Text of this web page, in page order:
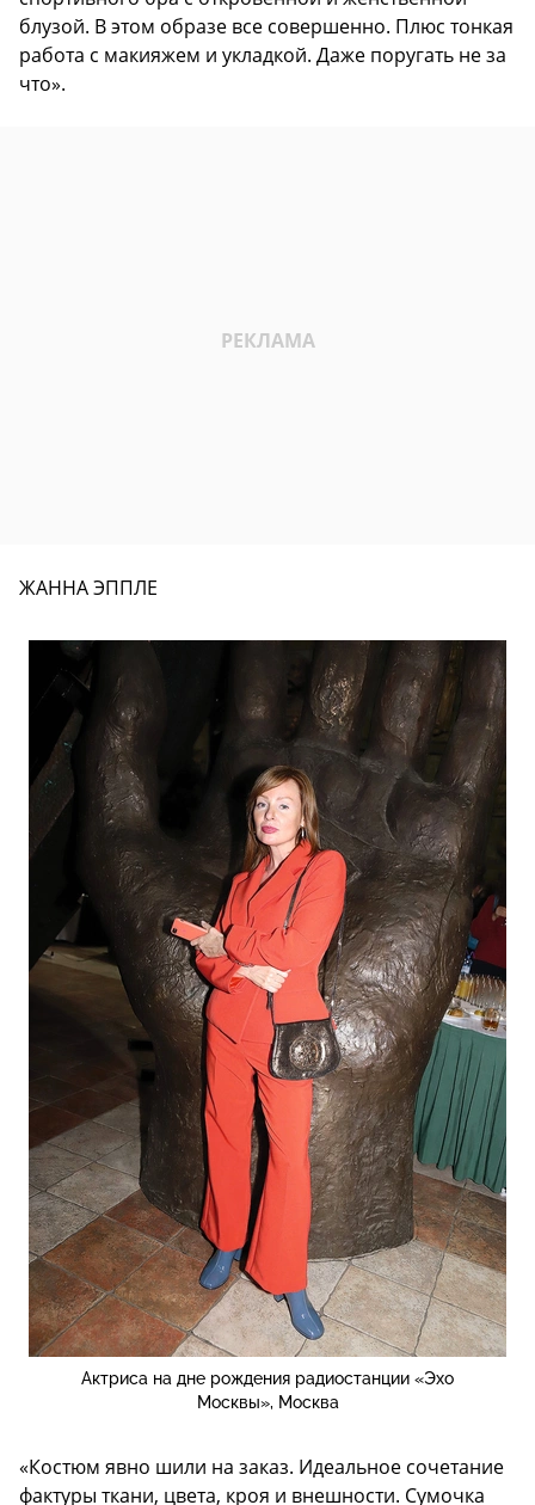
блузой. В этом образе все совершенно. Плюс тонкая
работа с макияжем и укладкой. Даже поругать не за
что».
ЖАННА ЭППЛЕ
Актриса на дне рождения радиостанции «Эхо
Москвы», Москва
«Костюм явно шили на заказ. Идеальное сочетание
фактуры ткани, цвета, кроя и внешности. Сумочка